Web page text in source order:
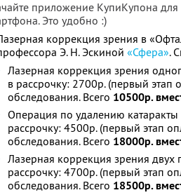
приложение КупиКупона для
Это удобно :)
коррекция зрения в
Э. Н. Эскиной «Сфера».
Лазерная коррекция зрения
в рассрочку: 2700р. (первый этап
обследования. Всего 10500р.
Операция по удалению катаракты
рассрочку: 4500р. (первый этап
обследования. Всего 18000р.
Лазерная коррекция зрения
рассрочку: 4700р. (первый этап
обследования. Всего 18500р.